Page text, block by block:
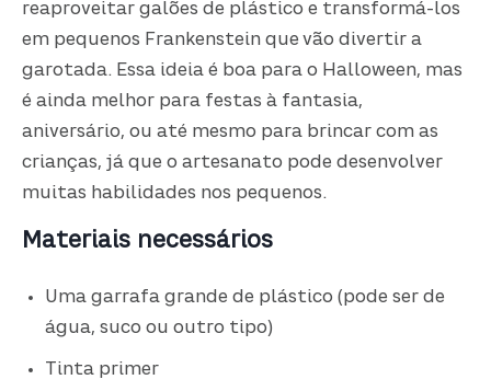
reaproveitar galões de plástico e transformá-los
em pequenos Frankenstein que vão divertir a
garotada. Essa ideia é boa para o Halloween, mas
é ainda melhor para festas à fantasia,
aniversário, ou até mesmo para brincar com as
crianças, já que o artesanato pode desenvolver
muitas habilidades nos pequenos.
Materiais necessários
Uma garrafa grande de plástico (pode ser de
água, suco ou outro tipo)
Tinta primer